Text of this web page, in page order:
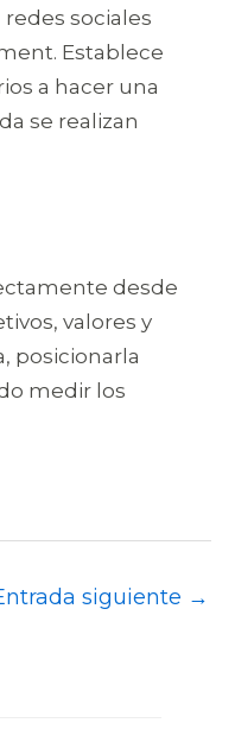
sociales
Establece
a hacer una
se realizan
desde
valores y
posicionarla
medir los
siguiente →